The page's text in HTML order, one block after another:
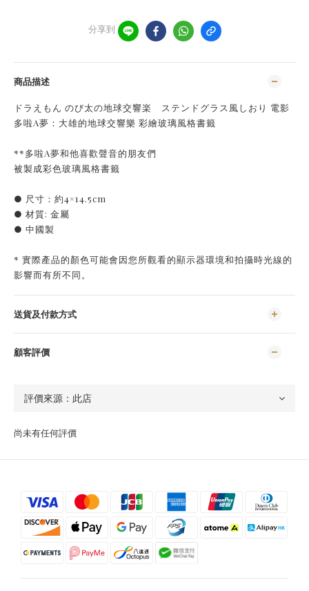
分享到
商品描述
ドラえもん のび太の地球交響楽 ステンドグラス風しおり 電影
多啦A夢：大雄的地球交響樂 彩繪玻璃風格書籤
**多啦A夢和他喜歡聲音的朋友們
被製成彩色玻璃風格書籤
● 尺寸：約4×14.5cm
● 材質: 金屬
● 中國製
* 實際產品的顏色可能會因您所觀看的顯示器環境和拍攝時光線的
影響而有所不同。
送貨及付款方式
顧客評價
尚未有任何評價